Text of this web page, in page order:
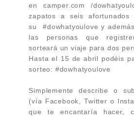
en camper.com /
zapatos a seis afortunados
su
#dowhatyoulove y
las personas que
sorteará un viaje para dos
Hasta el 15 de abril podéis
sorteo: #dowhatyoulove
Simplemente describe o
(vía Facebook, Twitter o
que te encantaría hacer,